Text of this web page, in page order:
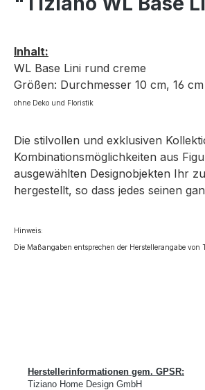
Inhalt:
WL Base Lini rund creme
Größen: Durchmesser 10 cm, 16
ohne Deko und Floristik
Die stilvollen und exklusiven
Kombinationsmöglichkeiten aus
ausgewählten Designobjekten Ihr
hergestellt, so dass jedes seinen
Hinweis:
Die Maßangaben entsprechen der Herstellerangabe
Herstellerinformationen gem. GPSR:
Tiziano Home Design GmbH